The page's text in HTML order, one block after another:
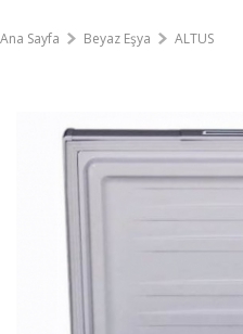
Ana Sayfa Beyaz Eşya ALTUS